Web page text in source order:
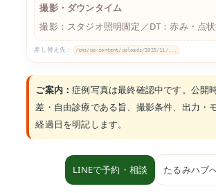
撮影・ダウンタイム
撮影：スタジオ照明固定／DT：赤み・点状
差し替え先： /cms/wp-content/uploads/2025/11/...
ご案内：症例写真は最終確認中です。公開
差・自由診療である旨、撮影条件、出力・
経過日を明記します。
LINEで予約・相談 たるみハブ